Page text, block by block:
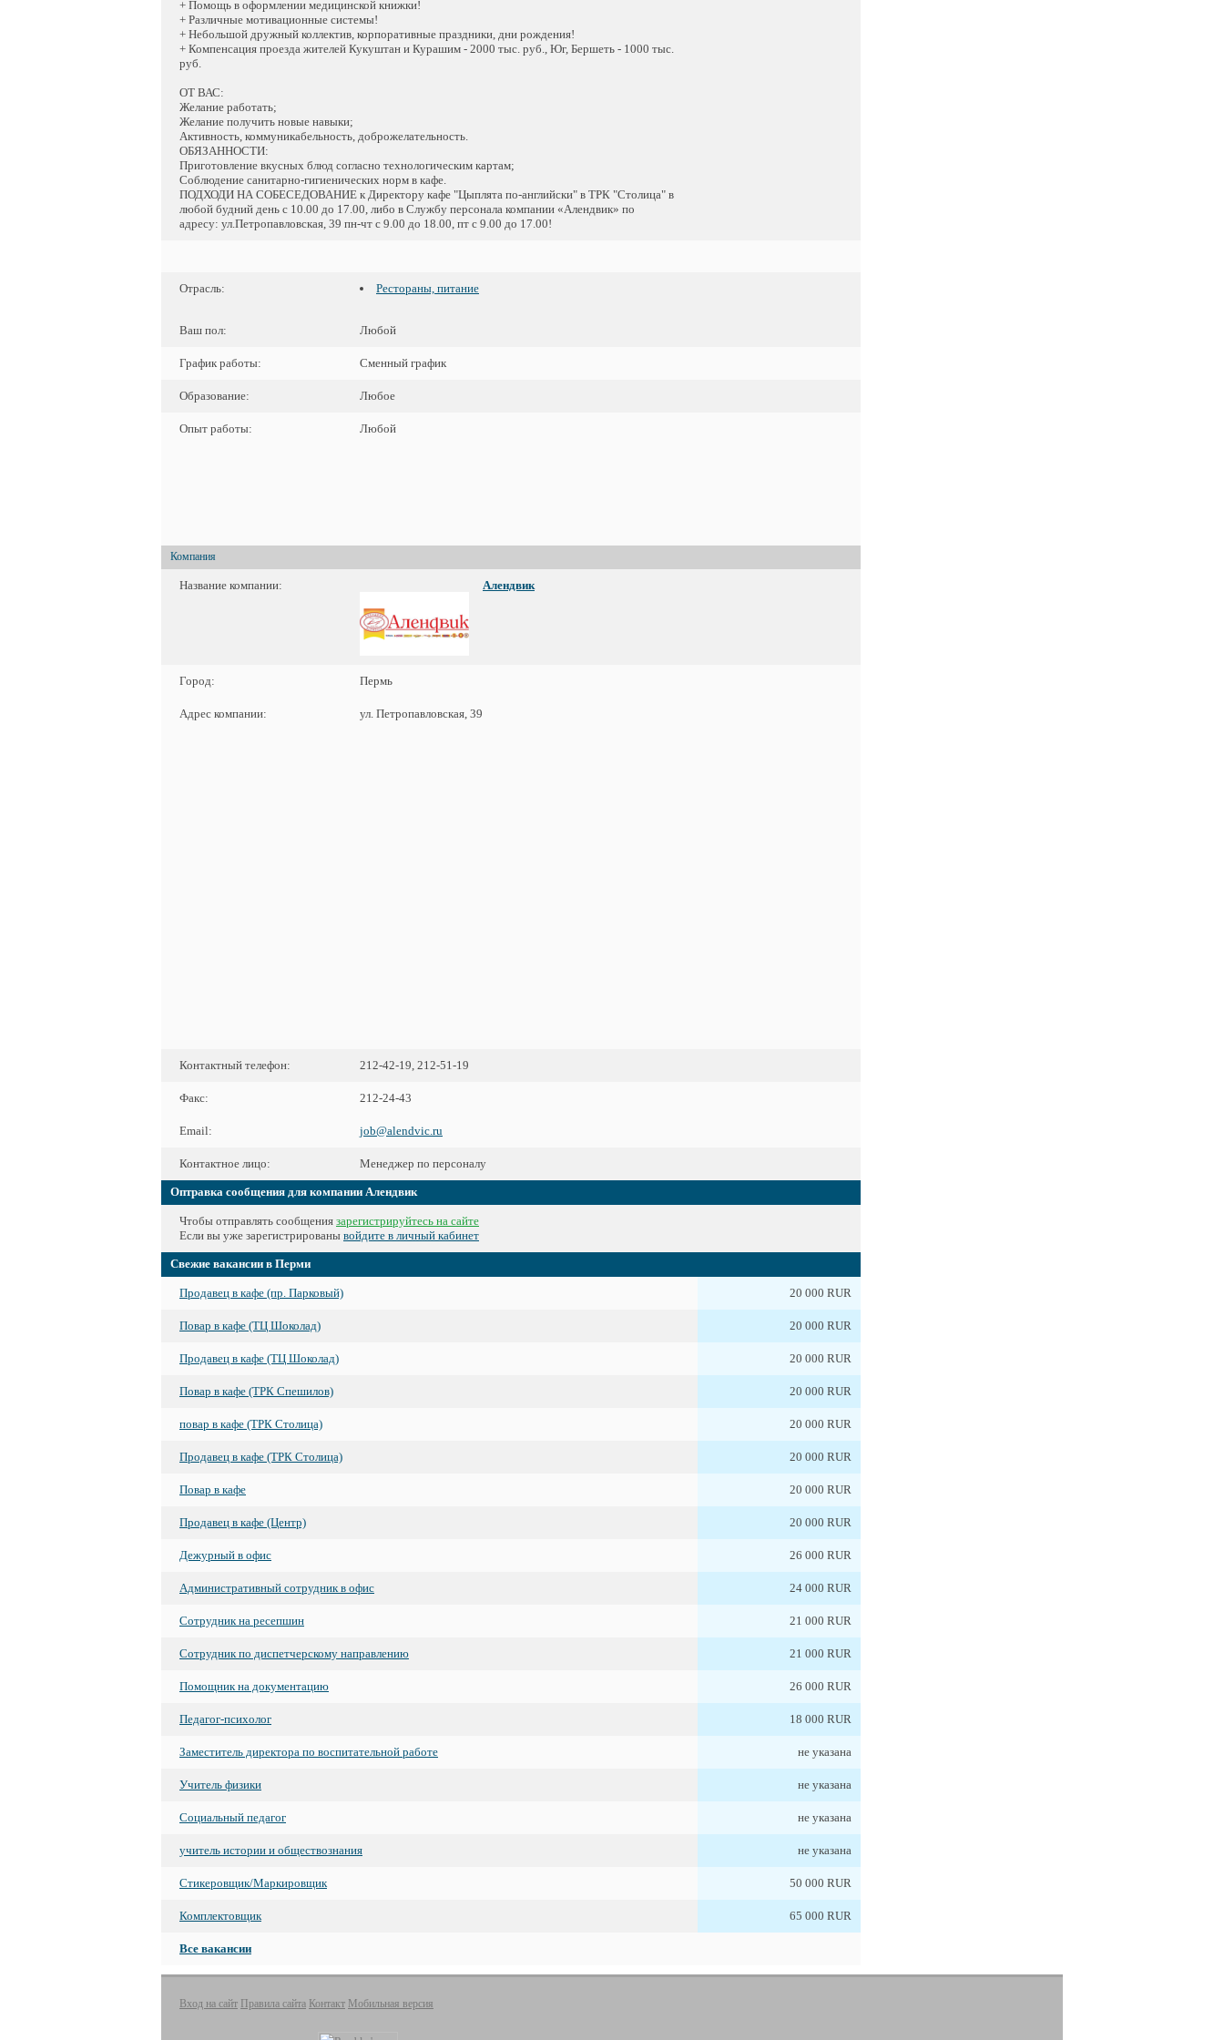
+ Помощь в оформлении медицинской книжки!
+ Различные мотивационные системы!
+ Небольшой дружный коллектив, корпоративные праздники, дни рождения!
+ Компенсация проезда жителей Кукуштан и Курашим - 2000 тыс. руб., Юг, Бершеть - 1000 тыс.
руб.
ОТ ВАС:
Желание работать;
Желание получить новые навыки;
Активность, коммуникабельность, доброжелательность.
ОБЯЗАННОСТИ:
Приготовление вкусных блюд согласно технологическим картам;
Соблюдение санитарно-гигиенических норм в кафе.
ПОДХОДИ НА СОБЕСЕДОВАНИЕ к Директору кафе "Цыплята по-английски" в ТРК "Столица" в
любой будний день с 10.00 до 17.00, либо в Службу персонала компании «Алендвик» по
адресу: ул.Петропавловская, 39 пн-чт с 9.00 до 18.00, пт с 9.00 до 17.00!
Отрасль: Рестораны, питание
Ваш пол: Любой
График работы: Сменный график
Образование: Любое
Опыт работы: Любой
Компания
Название компании: Алендвик
Город: Пермь
Адрес компании: ул. Петропавловская, 39
Контактный телефон: 212-42-19, 212-51-19
Факс: 212-24-43
Email: job@alendvic.ru
Контактное лицо: Менеджер по персоналу
Оптравка сообщения для компании Алендвик
Чтобы отправлять сообщения зарегистрируйтесь на сайте
Если вы уже зарегистрированы войдите в личный кабинет
Свежие вакансии в Перми
Продавец в кафе (пр. Парковый) 20 000 RUR
Повар в кафе (ТЦ Шоколад) 20 000 RUR
Продавец в кафе (ТЦ Шоколад) 20 000 RUR
Повар в кафе (ТРК Спешилов) 20 000 RUR
повар в кафе (ТРК Столица) 20 000 RUR
Продавец в кафе (ТРК Столица) 20 000 RUR
Повар в кафе 20 000 RUR
Продавец в кафе (Центр) 20 000 RUR
Дежурный в офис 26 000 RUR
Административный сотрудник в офис 24 000 RUR
Сотрудник на ресепшин 21 000 RUR
Сотрудник по диспетчерскому направлению 21 000 RUR
Помощник на документацию 26 000 RUR
Педагог-психолог 18 000 RUR
Заместитель директора по воспитательной работе не указана
Учитель физики не указана
Социальный педагог не указана
учитель истории и обществознания не указана
Стикеровщик/Маркировщик 50 000 RUR
Комплектовщик 65 000 RUR
Все вакансии
Вход на сайт Правила сайта Контакт Мобильная версия